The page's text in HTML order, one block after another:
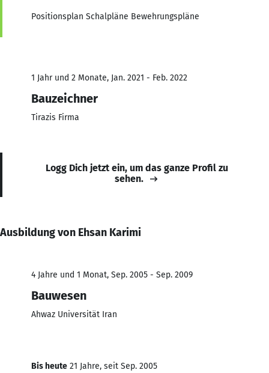
Positionsplan Schalpläne Bewehrungspläne
1 Jahr und 2 Monate, Jan. 2021 - Feb. 2022
Bauzeichner
Tirazis Firma
Logg Dich jetzt ein, um das ganze Profil zu
sehen.
Ausbildung von Ehsan Karimi
4 Jahre und 1 Monat, Sep. 2005 - Sep. 2009
Bauwesen
Ahwaz Universität Iran
Bis heute 21 Jahre, seit Sep. 2005